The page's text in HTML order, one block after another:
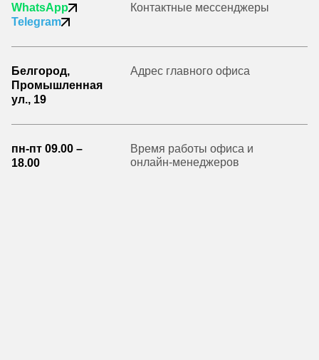
WhatsApp
Telegram
Контактные мессенджеры
Белгород,
Промышленная
ул., 19
Адрес главного офиса
пн-пт 09.00 –
18.00
Время работы офиса и
онлайн-менеджеров